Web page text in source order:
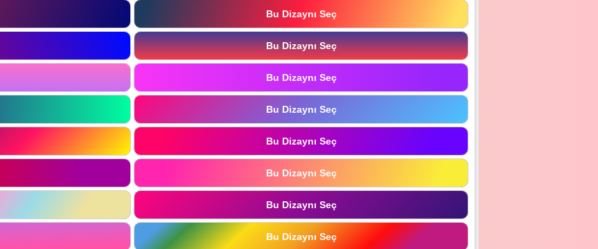
Bu Dizaynı Seç
Bu Dizaynı Seç
Bu Dizaynı Seç
Bu Dizaynı Seç
Bu Dizaynı Seç
Bu Dizaynı Seç
Bu Dizaynı Seç
Bu Dizaynı Seç